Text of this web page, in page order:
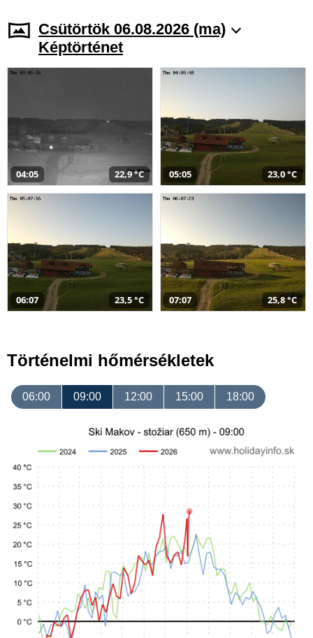
Csütörtök 06.08.2026 (ma)
Képtörténet
04:05 22,9 °C 05:05 23,0 °C
06:07 23,5 °C 07:07 25,8 °C
Történelmi hőmérsékletek
06:00 09:00 12:00 15:00 18:00